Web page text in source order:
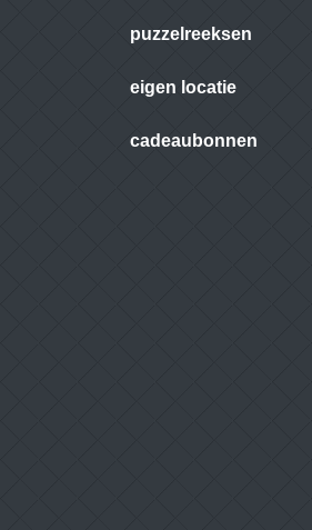
puzzelreeksen
eigen locatie
cadeaubonnen